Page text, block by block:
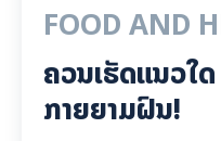
FOOD AND
ຄວນເຮັດແນວໃ
ກາຍຍາມຝົນ!